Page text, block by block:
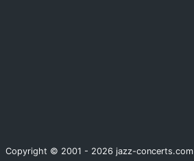
Copyright © 2001 - 2026 jazz-concerts.com